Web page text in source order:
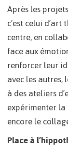
Après les
c’est celui
centre, en
face aux
renforcer leur
avec les
à des ateliers
expérimenter
encore le
Place à